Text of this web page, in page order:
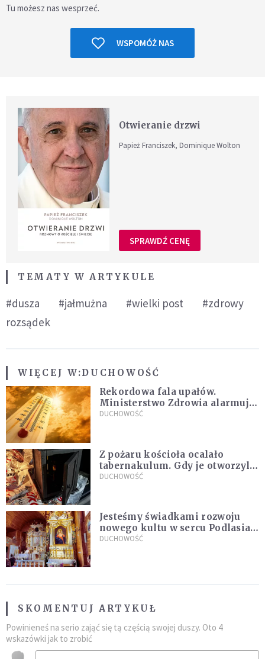
Tu możesz nas wesprzeć.
WSPOMÓŻ NAS
Otwieranie drzwi
Papież Franciszek, Dominique Wolton
SPRAWDŹ CENĘ
TEMATY W ARTYKULE
#dusza #jałmużna #wielki post
#zdrowy
rozsądek
WIĘCEJ W:DUCHOWOŚĆ
Rekordowa fala upałów.
Ministerstwo Zdrowia alarmuje
po doświadczeniach z czerwca
DUCHOWOŚĆ
Z pożaru kościoła ocalało
tabernakulum. Gdy je otworzyli,
"zapach świeżego chleba
DUCHOWOŚĆ
Jesteśmy świadkami rozwoju
nowego kultu w sercu Podlasia.
"Ruszyła prawdziwa lawina
DUCHOWOŚĆ
SKOMENTUJ ARTYKUŁ
Powinieneś na serio zająć się tą częścią swojej duszy. Oto 4
wskazówki jak to zrobić